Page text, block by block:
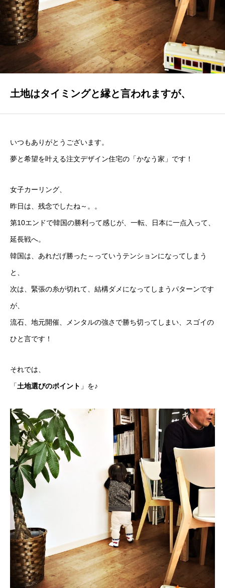
STAFF
スタッフ紹介
BLOG
「本日も絶好調さまです！』代表・窪田 純一のブログ
CONTACT
お問い合わせ
土地はタイミングと縁と言われますが、
いつもありがとうございます。
夢と希望を叶える注文デザイン住宅の「かなう家」です！
女子カーリング、
昨日は、残念でしたね～。。
第10エンドで韓国の勝利って感じが、一転、日本に一点入って、
延長戦へ。
韓国は、あれだげ勝った～っていうテンションになってしまう
と、
次は、緊張の糸が切れて、結構ダメになってしまうパターンです
が、
流石、地元開催、メンタルの強さで勝ち切ってしまい、スゴイの
ひと言です！
それでは、
「土地選びのポイント 」を♪